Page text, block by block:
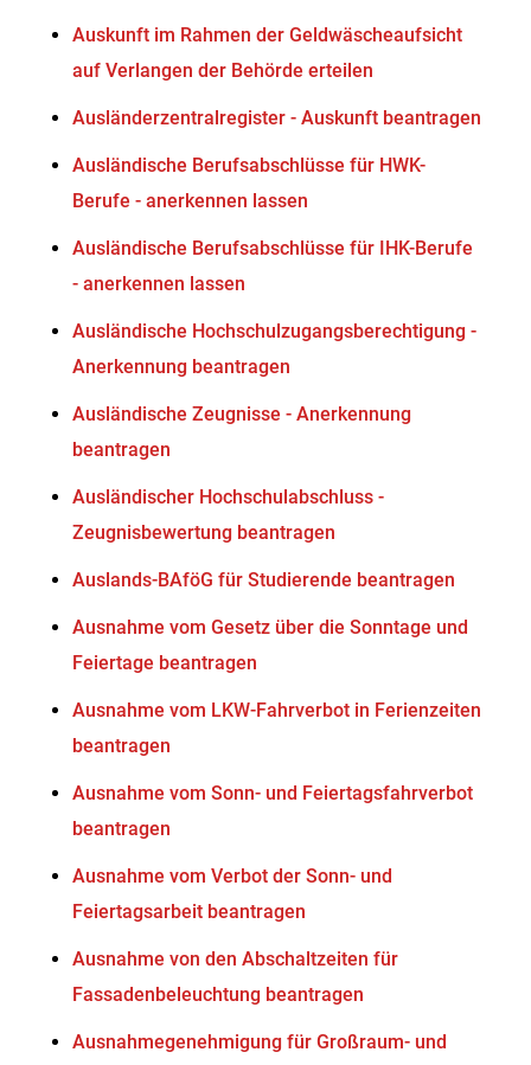
Auskunft im Rahmen der Geldwäscheaufsicht
auf Verlangen der Behörde erteilen
Ausländerzentralregister - Auskunft beantragen
Ausländische Berufsabschlüsse für HWK-
Berufe - anerkennen lassen
Ausländische Berufsabschlüsse für IHK-Berufe
- anerkennen lassen
Ausländische Hochschulzugangsberechtigung -
Anerkennung beantragen
Ausländische Zeugnisse - Anerkennung
beantragen
Ausländischer Hochschulabschluss -
Zeugnisbewertung beantragen
Auslands-BAföG für Studierende beantragen
Ausnahme vom Gesetz über die Sonntage und
Feiertage beantragen
Ausnahme vom LKW-Fahrverbot in Ferienzeiten
beantragen
Ausnahme vom Sonn- und Feiertagsfahrverbot
beantragen
Ausnahme vom Verbot der Sonn- und
Feiertagsarbeit beantragen
Ausnahme von den Abschaltzeiten für
Fassadenbeleuchtung beantragen
Ausnahmegenehmigung für Großraum- und